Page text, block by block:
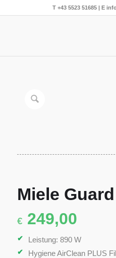
T +43 5523 51685| E
Miele
€ 249,00
Leistung: 890 W
Hygiene AirClean PLUS